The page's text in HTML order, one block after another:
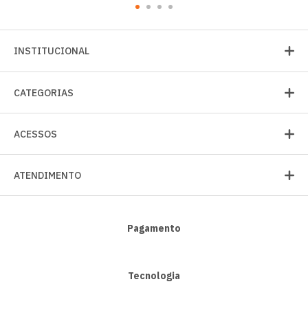
INSTITUCIONAL
CATEGORIAS
ACESSOS
ATENDIMENTO
Pagamento
Tecnologia